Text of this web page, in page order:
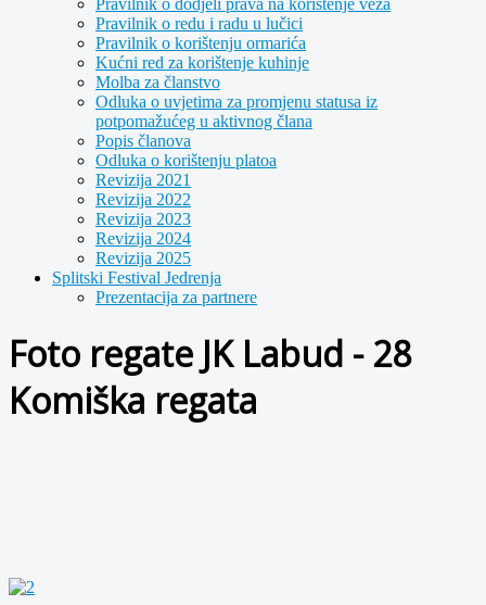
Pravilnik o dodjeli prava na korištenje veza
Pravilnik o redu i radu u lučici
Pravilnik o korištenju ormarića
Kućni red za korištenje kuhinje
Molba za članstvo
Odluka o uvjetima za promjenu statusa iz
potpomažućeg u aktivnog člana
Popis članova
Odluka o korištenju platoa
Revizija 2021
Revizija 2022
Revizija 2023
Revizija 2024
Revizija 2025
Splitski Festival Jedrenja
Prezentacija za partnere
Foto regate JK Labud - 28
Komiška regata